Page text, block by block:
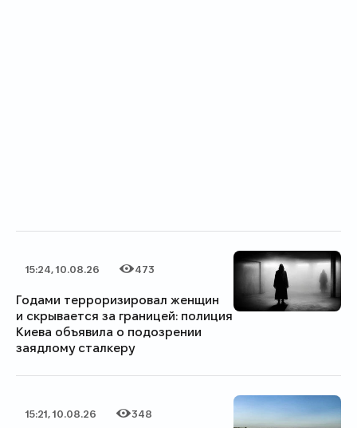
Дата публикации
15:24, 10.08.26
Категория
Количество просмотров
473
Годами терроризировал женщин
и скрывается за границей: полиция
Киева объявила о подозрении
заядлому сталкеру
Дата публикации
15:21, 10.08.26
Категория
Количество просмотров
348